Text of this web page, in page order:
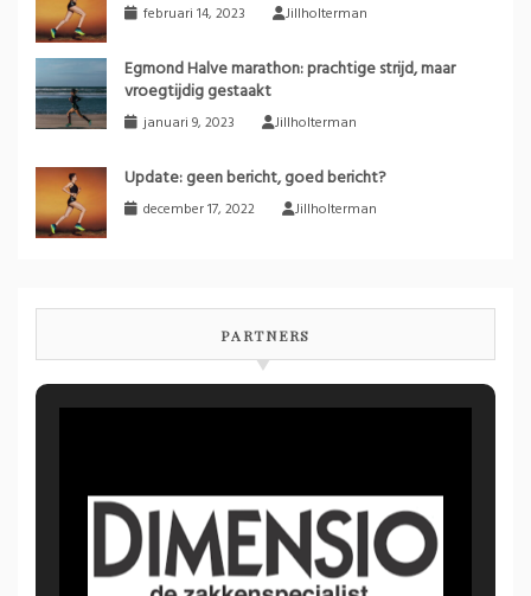
februari 14, 2023 Jillholterman
Egmond Halve marathon: prachtige strijd, maar
vroegtijdig gestaakt
januari 9, 2023 Jillholterman
Update: geen bericht, goed bericht?
december 17, 2022 Jillholterman
PARTNERS